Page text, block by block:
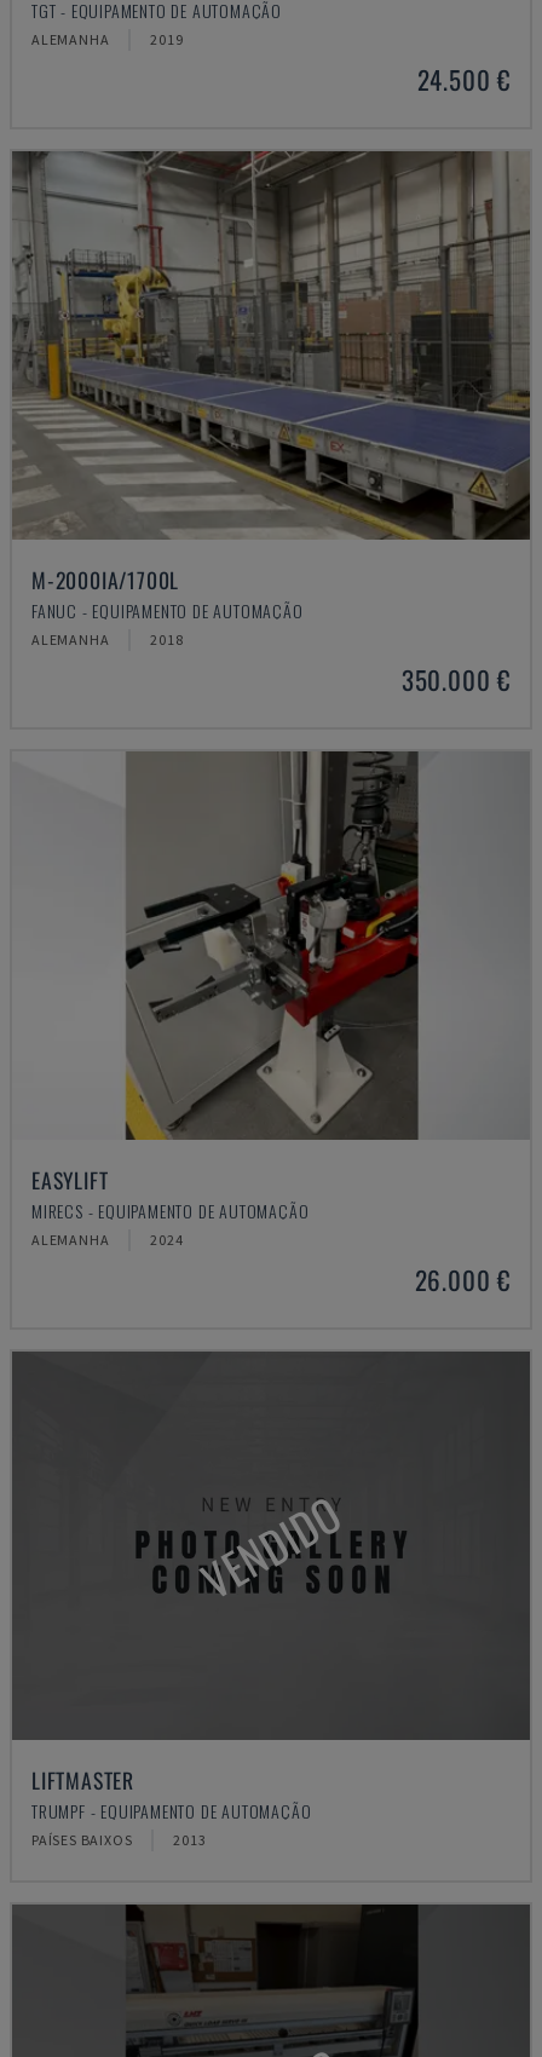
TGT - EQUIPAMENTO DE AUTOMAÇÃO
ALEMANHA 2019
24.500 €
M-2000IA/1700L
FANUC - EQUIPAMENTO DE AUTOMAÇÃO
ALEMANHA 2018
350.000 €
EASYLIFT
MIRECS - EQUIPAMENTO DE AUTOMAÇÃO
ALEMANHA 2024
26.000 €
VENDIDO
LIFTMASTER
TRUMPF - EQUIPAMENTO DE AUTOMAÇÃO
PAÍSES BAIXOS 2013